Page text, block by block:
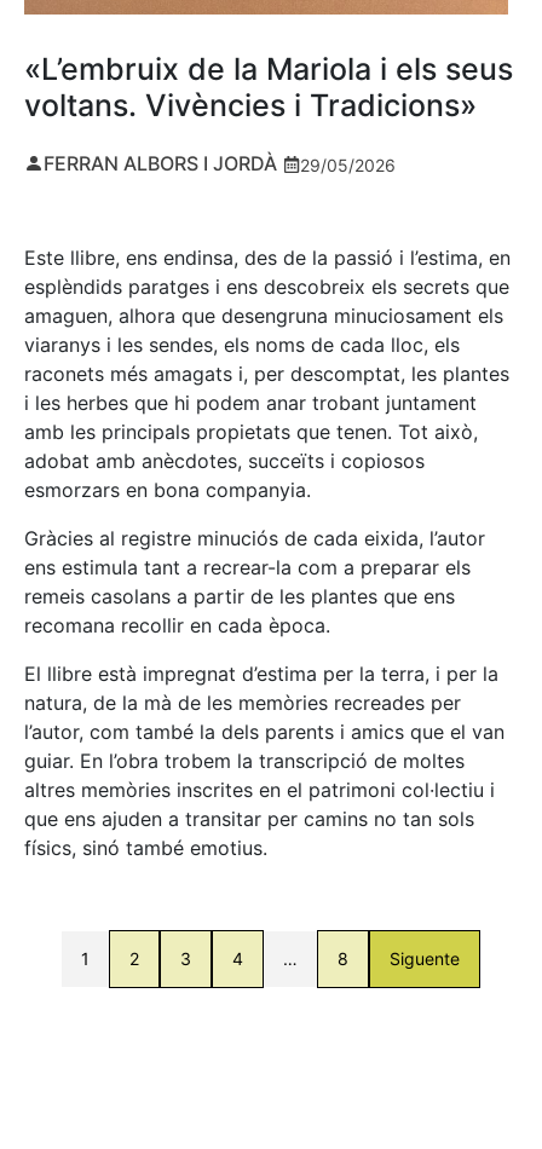
«L’embruix de la Mariola i els seus
voltans. Vivències i Tradicions»
FERRAN ALBORS I JORDÀ 29/05/2026
Este llibre, ens endinsa, des de la passió i l’estima, en
esplèndids paratges i ens descobreix els secrets que
amaguen, alhora que desengruna minuciosament els
viaranys i les sendes, els noms de cada lloc, els
raconets més amagats i, per descomptat, les plantes
i les herbes que hi podem anar trobant juntament
amb les principals propietats que tenen. Tot això,
adobat amb anècdotes, succeïts i copiosos
esmorzars en bona companyia.
Gràcies al registre minuciós de cada eixida, l’autor
ens estimula tant a recrear-la com a preparar els
remeis casolans a partir de les plantes que ens
recomana recollir en cada època.
El llibre està impregnat d’estima per la terra, i per la
natura, de la mà de les memòries recreades per
l’autor, com també la dels parents i amics que el van
guiar. En l’obra trobem la transcripció de moltes
altres memòries inscrites en el patrimoni col·lectiu i
que ens ajuden a transitar per camins no tan sols
físics, sinó també emotius.
1 2 3 4 … 8 Siguente